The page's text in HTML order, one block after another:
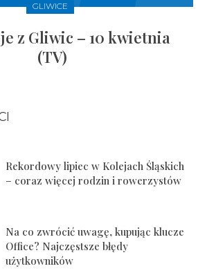
GLIWICE
z Gliwic – 10 kwietnia
(TV)
Rekordowy lipiec w Kolejach Śląskich
– coraz więcej rodzin i rowerzystów
Na co zwrócić uwagę, kupując klucze
Office? Najczęstsze błędy
użytkowników